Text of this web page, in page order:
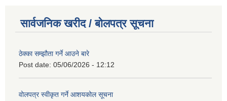
सार्वजनिक खरीद / बोलपत्र सूचना
ठेक्का सम्झौता गर्ने आउने बारे
Post date: 05/06/2026 - 12:12
वोलपत्र स्वीकृत गर्ने आशयकोल सूचना